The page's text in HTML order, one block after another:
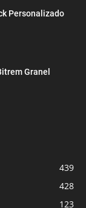
Personalizado
Granel
439
428
123